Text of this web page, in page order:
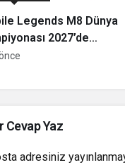
Legends M8 Dünya
2027’de
Düzenlenecek
Cevap Yaz
adresiniz